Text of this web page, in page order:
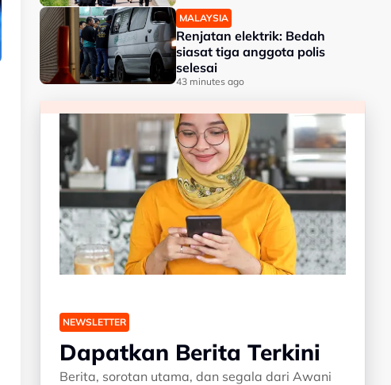
MALAYSIA
Renjatan elektrik: Bedah
siasat tiga anggota polis
selesai
43 minutes ago
NEWSLETTER
Dapatkan Berita Terkini
Berita, sorotan utama, dan segala dari Awani